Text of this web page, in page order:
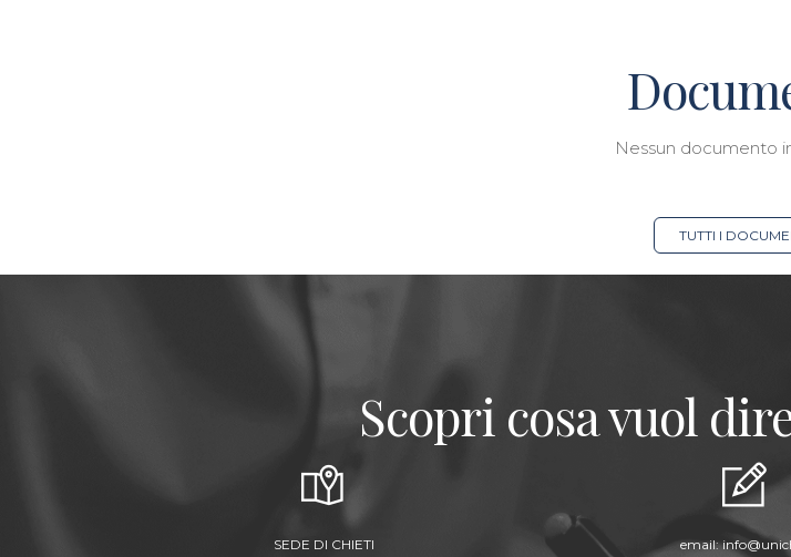
Nessun documento
TUTTI I
Scopri cosa vuol
SEDE DI CHIETI
email: